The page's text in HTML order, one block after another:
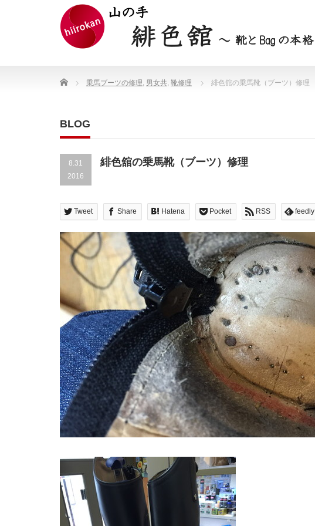
Home 乗馬ブーツの修理, 男女共, 靴修理 緋色舘の乗馬靴（ブーツ）修理
BLOG
8.31
2016
緋色舘の乗馬靴（ブーツ）修理
Tweet Share Hatena Pocket RSS feedly